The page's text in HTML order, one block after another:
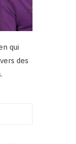
qui
des